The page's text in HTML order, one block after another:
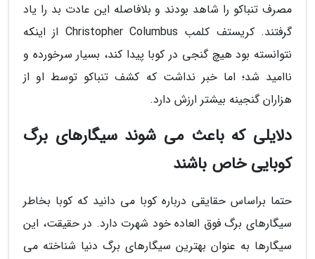
مصرف تنباکو را شاهد بودند و بلافاصله این عادت بد را یاد
گرفتند. کریستف کلمب Christopher Columbus از اینکه
نتوانسته بود هیچ گنجی در کوبا پیدا کند، بسیار سرخورده و
ناامید شد؛ اما خبر نداشت که کشف تنباکو توسط او از
هزاران گنجینه بیشتر ارزش دارد.
دلایلی که باعث می شوند سیگارهای برگ
کوبایی خاص باشند
حتما براساس حقایقی درباره کوبا می دانید که کوبا بخاطر
سیگارهای برگ فوق العاده خود شهرت دارد. در حقیقت، این
سیگارها به عنوان بهترین سیگارهای برگ دنیا شناخته می